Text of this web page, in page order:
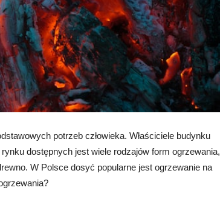
potrzeb człowieka. Właściciele budynku
dostępnych jest wiele rodzajów form ogrzewania,
W Polsce dosyć popularne jest ogrzewanie na